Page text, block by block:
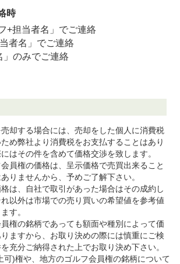
却する場合には、売却をした個人に消費税
め弊社より消費税をお支払することはあり
はその件を含めて価格交渉を致します。
員権の価格は、呈示価格で売買出来ること
りませんから、予めご了解下さい。
は、自社で取引があった場合はその成約し
以外は市場での売り買いの希望値を参考値
す。
権の銘柄であっても額面や種別によって価
ますから、お取り決めの際には慎重にご検
充分ご納得された上でお取り決め下さい。
可)権や、地方のゴルフ会員権の銘柄について